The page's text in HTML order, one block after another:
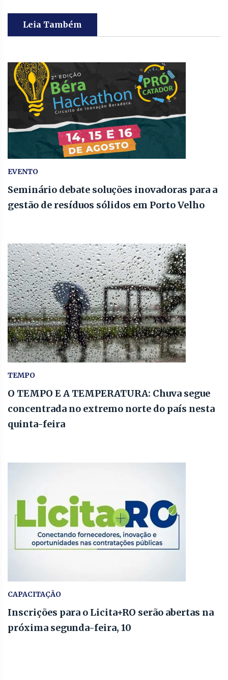
Leia Também
EVENTO
Seminário debate soluções inovadoras para a
gestão de resíduos sólidos em Porto Velho
TEMPO
O TEMPO E A TEMPERATURA: Chuva segue
concentrada no extremo norte do país nesta
quinta-feira
CAPACITAÇÃO
Inscrições para o Licita+RO serão abertas na
próxima segunda-feira, 10